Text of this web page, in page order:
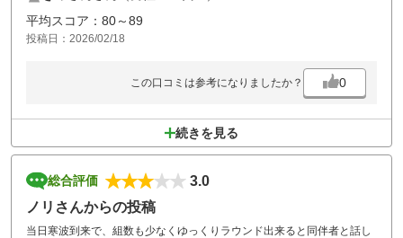
平均スコア：80～89
投稿日：2026/02/18
この口コミは参考になりましたか？ 0
続きを見る
総合評価
3.0
ノリさんからの投稿
当日寒波到来で、組数も少なくゆっくりラウンド出来ると同伴者と話し